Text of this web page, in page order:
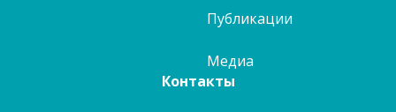
Публикации
Медиа
Контакты